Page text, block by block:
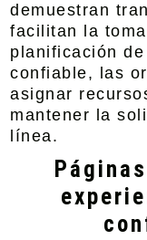
demuestran
facilitan la
planificación
confiable, las
asignar
mantener la
línea.